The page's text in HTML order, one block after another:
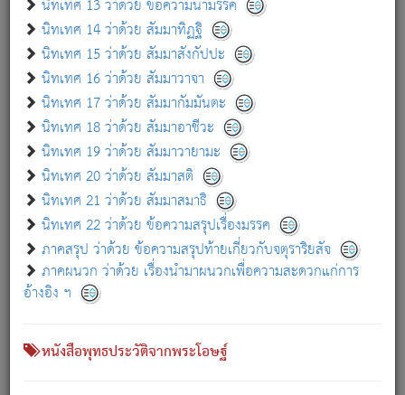
นิทเทศ 13 ว่าด้วย ข้อความนำมรรค
นิทเทศ 14 ว่าด้วย สัมมาทิฏฐิ
นิทเทศ 15 ว่าด้วย สัมมาสังกัปปะ
นิทเทศ 16 ว่าด้วย สัมมาวาจา
นิทเทศ 17 ว่าด้วย สัมมากัมมันตะ
นิทเทศ 18 ว่าด้วย สัมมาอาชีวะ
นิทเทศ 19 ว่าด้วย สัมมาวายามะ
นิทเทศ 20 ว่าด้วย สัมมาสติ
นิทเทศ 21 ว่าด้วย สัมมาสมาธิ
นิทเทศ 22 ว่าด้วย ข้อความสรุปเรื่องมรรค
ภาคสรุป ว่าด้วย ข้อความสรุปท้ายเกี่ยวกับจตุราริยสัจ
ภาคผนวก ว่าด้วย เรื่องนำมาผนวกเพื่อความสะดวกแก่การ
อ้างอิง ฯ
หนังสือพุทธประวัติจากพระโอษฐ์
แม้ระบบ "ธรรมโฆษณ์ออนไลน์" พยายามปรับปรุงข้อมูลให้ถูกต้องมากที่สุด
ผู้ศึกษาก็พึงตรวจสอบกับตัวเล่มหนังสือต้นฉบับ ที่มีการพิมพ์ครั้งล่าสุด
ก่อนนำข้อมูลไปใช้ในการอ้างอิง"
เกี่ยวกับอัตถจารี|เกี่ยวกับการพัฒนา|แจ้งข้อผิดพลาด / แนะนำ
หนังสือที่เกี่ยวข้อง